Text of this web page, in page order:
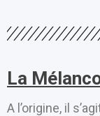
La
A l’origine, il